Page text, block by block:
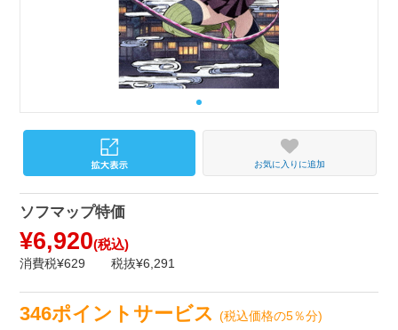
お気に入りに追加
ソフマップ特価
¥6,920(税込)
消費税¥629 税抜¥6,291
346ポイントサービス(税込価格の5％分)